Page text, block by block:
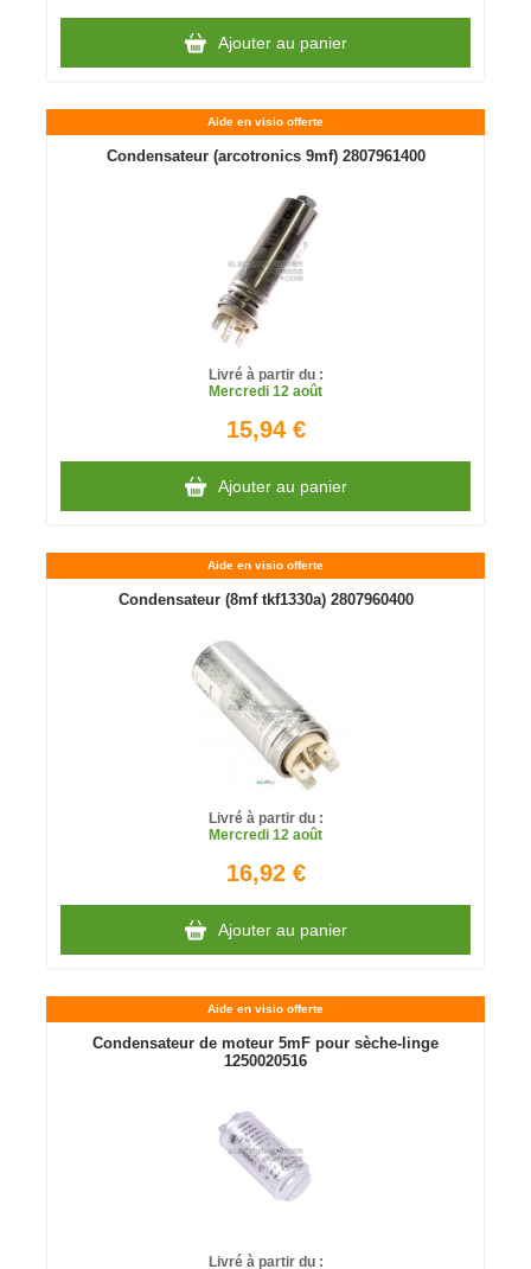
Ajouter au panier
Aide en visio offerte
Condensateur (arcotronics 9mf) 2807961400
Livré à partir du :
Mercredi 12 août
15,94 €
Ajouter au panier
Aide en visio offerte
Condensateur (8mf tkf1330a) 2807960400
Livré à partir du :
Mercredi 12 août
16,92 €
Ajouter au panier
Aide en visio offerte
Condensateur de moteur 5mF pour sèche-linge
1250020516
Livré à partir du :